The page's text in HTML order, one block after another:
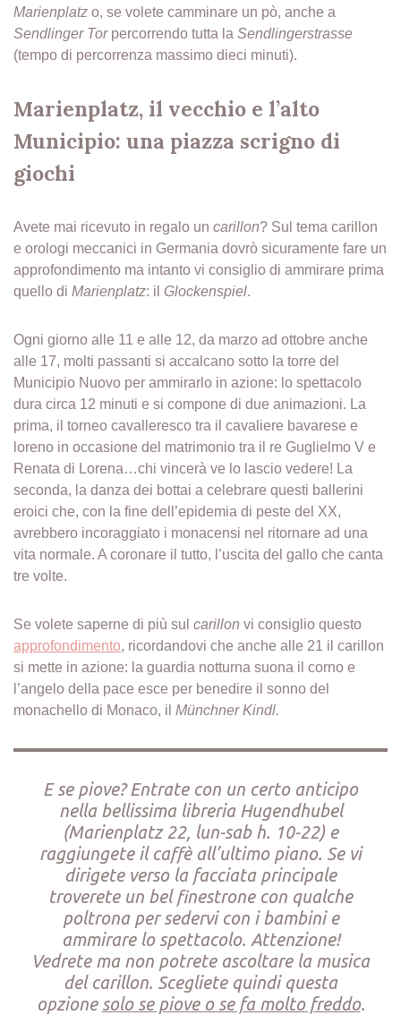
Marienplatz o, se volete camminare un pò, anche a
Sendlinger Torpercorrendo tutta la Sendlingerstrasse
(tempo di percorrenza massimo dieci minuti).
Marienplatz, il vecchio e l’alto
Municipio: una piazza scrigno di
giochi
Avete mai ricevuto in regalo un carillon? Sul tema carillon
e orologi meccanici in Germania dovrò sicuramente fare un
approfondimento ma intanto vi consiglio di ammirare prima
quello di Marienplatz: il Glockenspiel.
Ogni giorno alle 11 e alle 12, da marzo ad ottobre anche
alle 17, molti passanti si accalcano sotto la torre del
Municipio Nuovo per ammirarlo in azione: lo spettacolo
dura circa 12 minuti e si compone di due animazioni. La
prima, il torneo cavalleresco tra il cavaliere bavarese e
loreno in occasione del matrimonio tra il re Guglielmo V e
Renata di Lorena…chi vincerà ve lo lascio vedere! La
seconda, la danza dei bottai a celebrare questi ballerini
eroici che, con la fine dell’epidemia di peste del XX,
avrebbero incoraggiato i monacensi nel ritornare ad una
vita normale. A coronare il tutto, l’uscita del gallo che canta
tre volte.
Se volete saperne di più sul carillon vi consiglio questo
approfondimento, ricordandovi che anche alle 21 il carillon
si mette in azione: la guardia notturna suona il corno e
l’angelo della pace esce per benedire il sonno del
monachello di Monaco, il Münchner Kindl.
E se piove? Entrate con un certo anticipo
nella bellissima libreria Hugendhubel
(Marienplatz 22, lun-sab h. 10-22) e
raggiungete il caffè all’ultimo piano. Se vi
dirigete verso la facciata principale
troverete un bel finestrone con qualche
poltrona per sedervi con i bambini e
ammirare lo spettacolo. Attenzione!
Vedrete ma non potrete ascoltare la musica
del carillon. Scegliete quindi questa
opzione solo se piove o se fa molto freddo.